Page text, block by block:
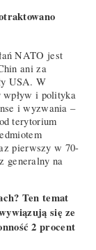
NATO jest
ani za
USA. W
i polityka
i wyzwania –
terytorium
pierwszy w 70-
generalny na
Ten temat
się ze
2 procent